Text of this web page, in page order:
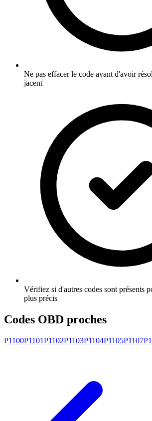
Ne pas effacer le code avant d'avoir
jacent
Vérifiez si d'autres codes sont présents
plus précis
Codes OBD proches
P1100P1101P1102P1103P1104P1105P1107